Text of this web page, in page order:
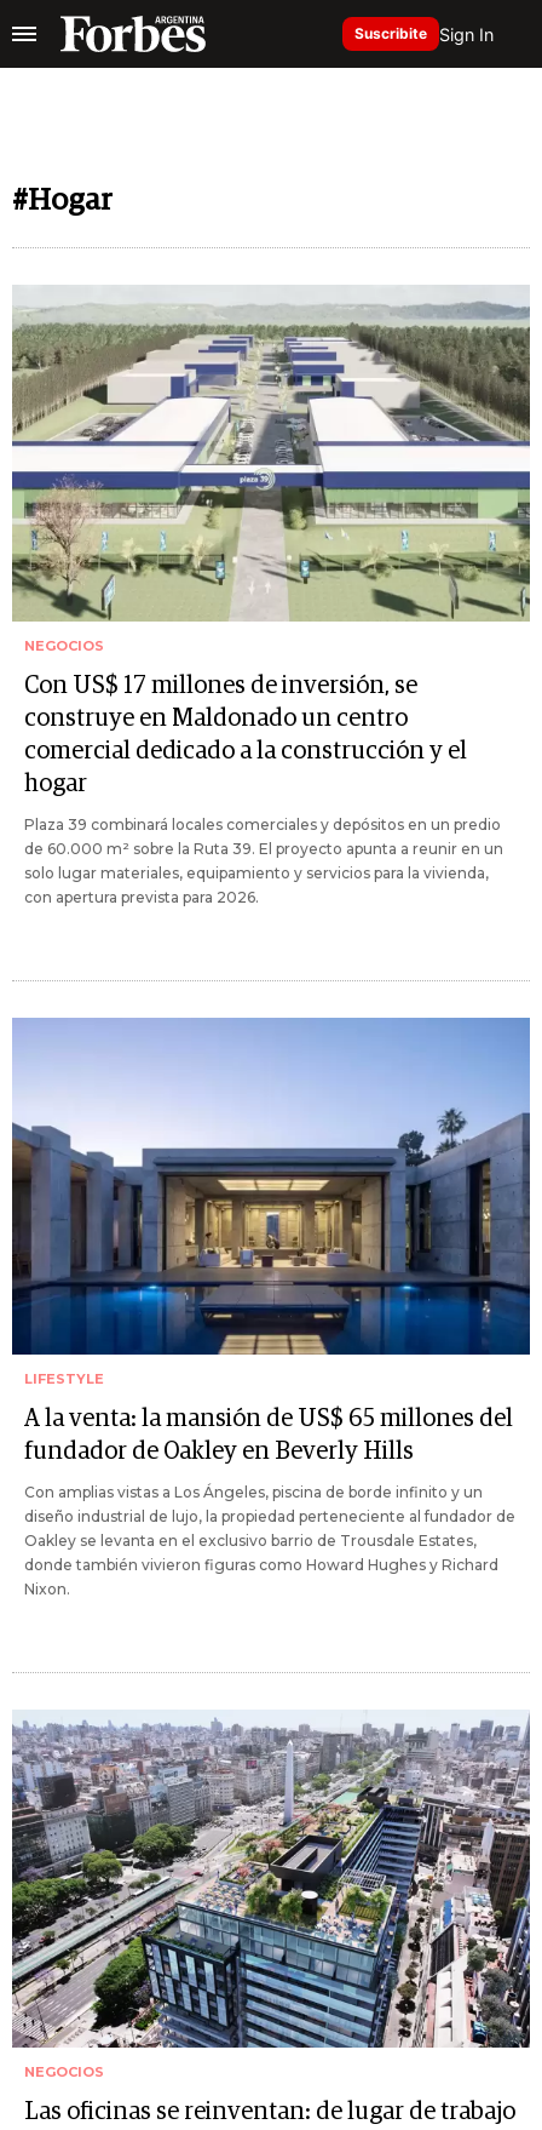
Suscribite Sign In
#Hogar
NEGOCIOS
Con US$ 17 millones de inversión, se
construye en Maldonado un centro
comercial dedicado a la construcción y el
hogar
Plaza 39 combinará locales comerciales y depósitos en un predio
de 60.000 m² sobre la Ruta 39. El proyecto apunta a reunir en un
solo lugar materiales, equipamiento y servicios para la vivienda,
con apertura prevista para 2026.
LIFESTYLE
A la venta: la mansión de US$ 65 millones del
fundador de Oakley en Beverly Hills
Con amplias vistas a Los Ángeles, piscina de borde infinito y un
diseño industrial de lujo, la propiedad perteneciente al fundador de
Oakley se levanta en el exclusivo barrio de Trousdale Estates,
donde también vivieron figuras como Howard Hughes y Richard
Nixon.
NEGOCIOS
Las oficinas se reinventan: de lugar de trabajo